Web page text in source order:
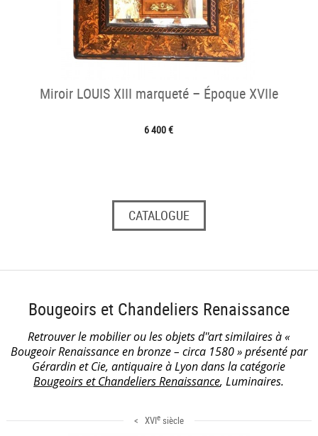
Miroir LOUIS XIII marqueté – Époque XVIIe
6 400 €
CATALOGUE
Bougeoirs et Chandeliers Renaissance
Retrouver le mobilier ou les objets d''art similaires à «
Bougeoir Renaissance en bronze – circa 1580 » présenté par
Gérardin et Cie, antiquaire à Lyon dans la catégorie
Bougeoirs et Chandeliers Renaissance, Luminaires.
< XVIesiècle